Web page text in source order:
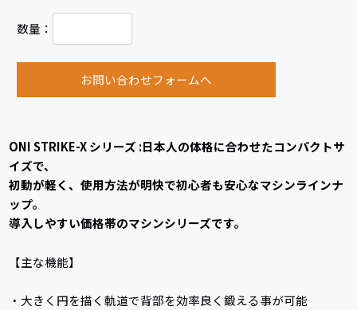
数量：
お問い合わせフォームへ
ONI STRIKE-X シリーズ :日本人の体格に合わせたコンパクトサ
イズで、
初動が軽く、使用方法が明快で初心者も安心なマシンラインナ
ップ。
導入しやすい価格帯のマシンシリーズです。
【主な機能】
・大きく円を描く軌道で背部を効率良く鍛える事が可能